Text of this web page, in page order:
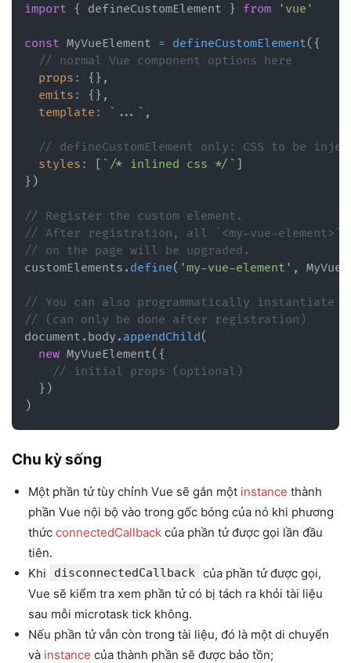
import { defineCustomElement } from 'vue'
const MyVueElement = defineCustomElement( {
// normal Vue component options here
props : { } ,
emits : { } ,
template : ` ... ` ,
// defineCustomElement only: CSS to be
styles : [ ` /* inlined css */ ` ]
} )
// Register the custom element.
// After registration, all `<my-vue-element>`
// on the page will be upgraded.
customElements . define( 'my-vue-element' ,
// You can also programmatically instantiate
// (can only be done after registration)
document . body . appendChild(
new MyVueElement( {
// initial props (optional)
} )
)
Chu kỳ sống
Một phần tử tùy chỉnh Vue sẽ gắn một instance thành
phần Vue nội bộ vào trong gốc bóng của nó khi phương
thức connectedCallback của phần tử được gọi lần đầu
tiên.
Khi
disconnectedCallback của phần tử được gọi,
Vue sẽ kiểm tra xem phần tử có bị tách ra khỏi tài liệu
sau mỗi microtask tick không.
Nếu phần tử vẫn còn trong tài liệu, đó là một di chuyển
và instance của thành phần sẽ được bảo tồn;